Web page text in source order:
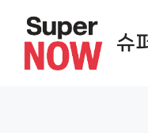
슈